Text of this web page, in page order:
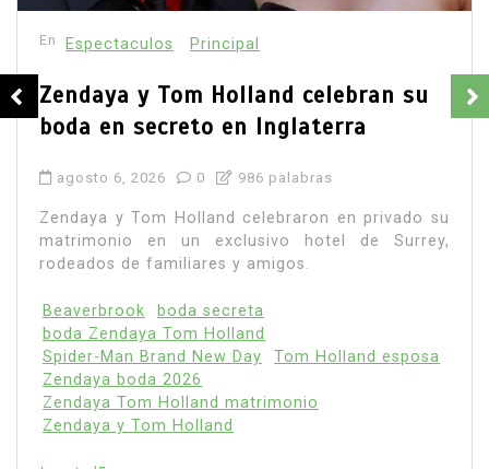
En Principal
Emjay impulsa el ‘pop pesado’: la
cantante mexicana quiere abrir
femenina
agosto 7, 2026 0 886 palabras
momentos más importantes de su carrera. Con
una nominación en la categoría La Nueva...
Leer todo